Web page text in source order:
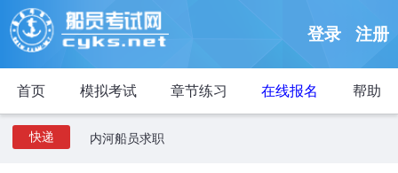
登录 注册
首页 模拟考试 章节练习 在线报名 帮助
快递
【求 职 招 聘】
招聘海船船员
内河船员求职